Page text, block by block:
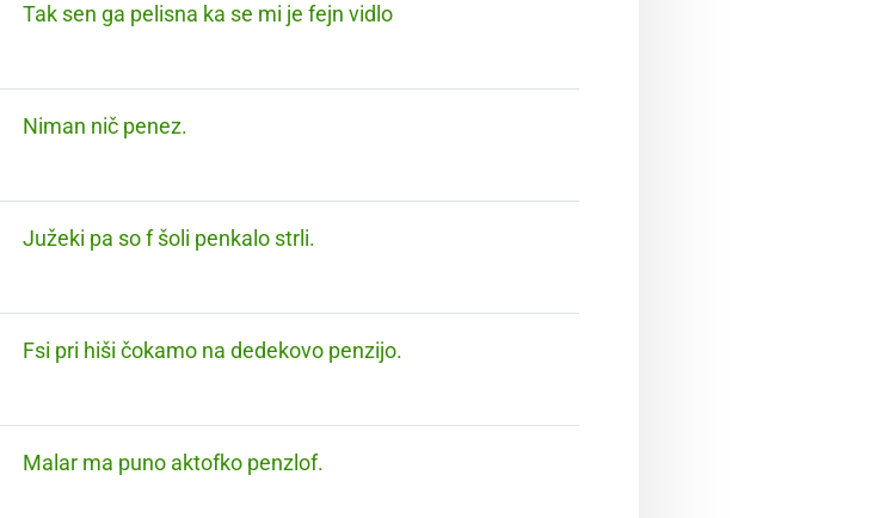
Tak sen ga pelisna ka se mi je fejn vidlo
Niman nič penez.
Južeki pa so f šoli penkalo strli.
Fsi pri hiši čokamo na dedekovo penzijo.
Malar ma puno aktofko penzlof.